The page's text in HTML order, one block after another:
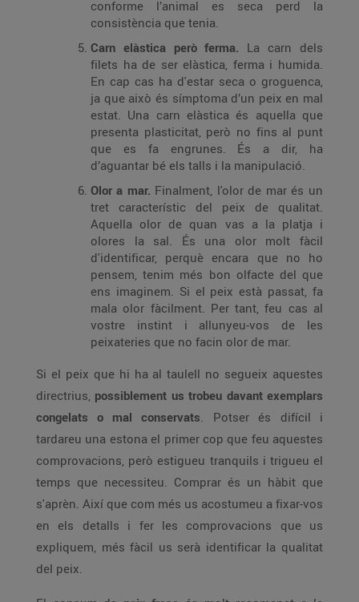
conforme l’animal es seca perd la
consistència que tenia.
Carn elàstica però ferma. La carn dels
filets ha de ser elàstica, ferma i humida.
En cap cas ha d'estar seca o groguenca,
ja que això és símptoma d’un peix en mal
estat. Una carn elàstica és aquella que
presenta plasticitat, però no fins al punt
que es fa engrunes. És a dir, ha
d’aguantar bé els talls i la manipulació.
Olor a mar. Finalment, l'olor de mar és un
tret característic del peix de qualitat.
Aquella olor de quan vas a la platja i
olores la sal. És una olor molt fàcil
d'identificar, perquè encara que no ho
pensem, tenim més bon olfacte del que
ens imaginem. Si el peix està passat, fa
mala olor fàcilment. Per tant, feu cas al
vostre instint i allunyeu-vos de les
peixateries que no facin olor de mar.
Si el peix que hi ha al taulell no segueix aquestes
directrius, possiblement us trobeu davant exemplars
congelats o mal conservats. Potser és difícil i
tardareu una estona el primer cop que feu aquestes
comprovacions, però estigueu tranquils i trigueu el
temps que necessiteu. Comprar és un hàbit que
s'aprèn. Així que com més us acostumeu a fixar-vos
en els detalls i fer les comprovacions que us
expliquem, més fàcil us serà identificar la qualitat
del peix.